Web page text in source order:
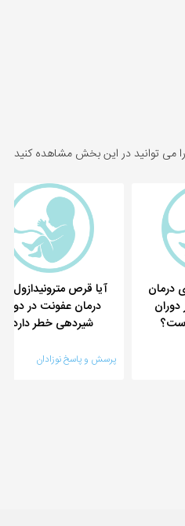
می توانید در این بخش مشاهده کنید
درمان
دوران
آیا قرص مترونیدازول برای
درمان عفونت در دوران
شیردهی خطر دارد؟
پرسش و پاسخ نوزادان